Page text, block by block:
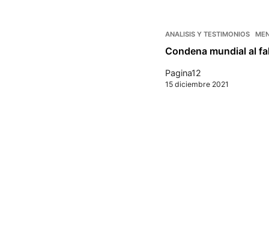
ANALISIS Y TESTIMONIOS
Condena mundial al
Pagina12
15 diciembre 2021